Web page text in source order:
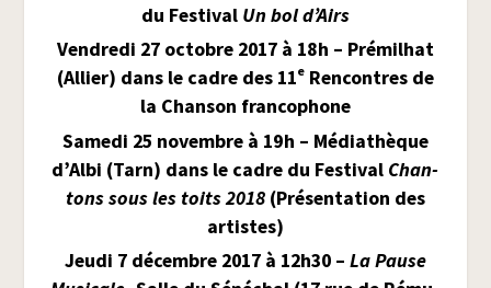
du Fes­ti­val Un bol d’Airs
Ven­dre­di 27 octobre 2017 à 18 h – Pré­mil­hat
(Allier) dans le cadre des 11eRen­contres de
la Chan­son francophone
Same­di 25 novembre à 19 h – Média­thèque
d’Albi (Tarn) dans le cadre du Fes­ti­val Chan­
tons sous les toits 2018(Pré­sen­ta­tion des
artistes)
Jeu­di 7 décembre 2017 à 12h30 – La Pause